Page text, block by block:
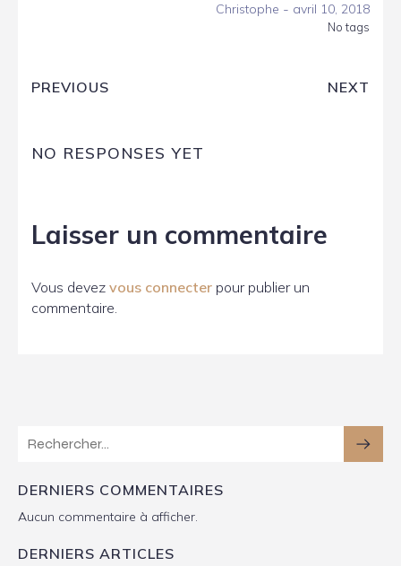
Christophe - avril 10, 2018
No tags
PREVIOUS NEXT
NO RESPONSES YET
Laisser un commentaire
Vous devez vous connecter pour publier un
commentaire.
DERNIERS COMMENTAIRES
Aucun commentaire à afficher.
DERNIERS ARTICLES